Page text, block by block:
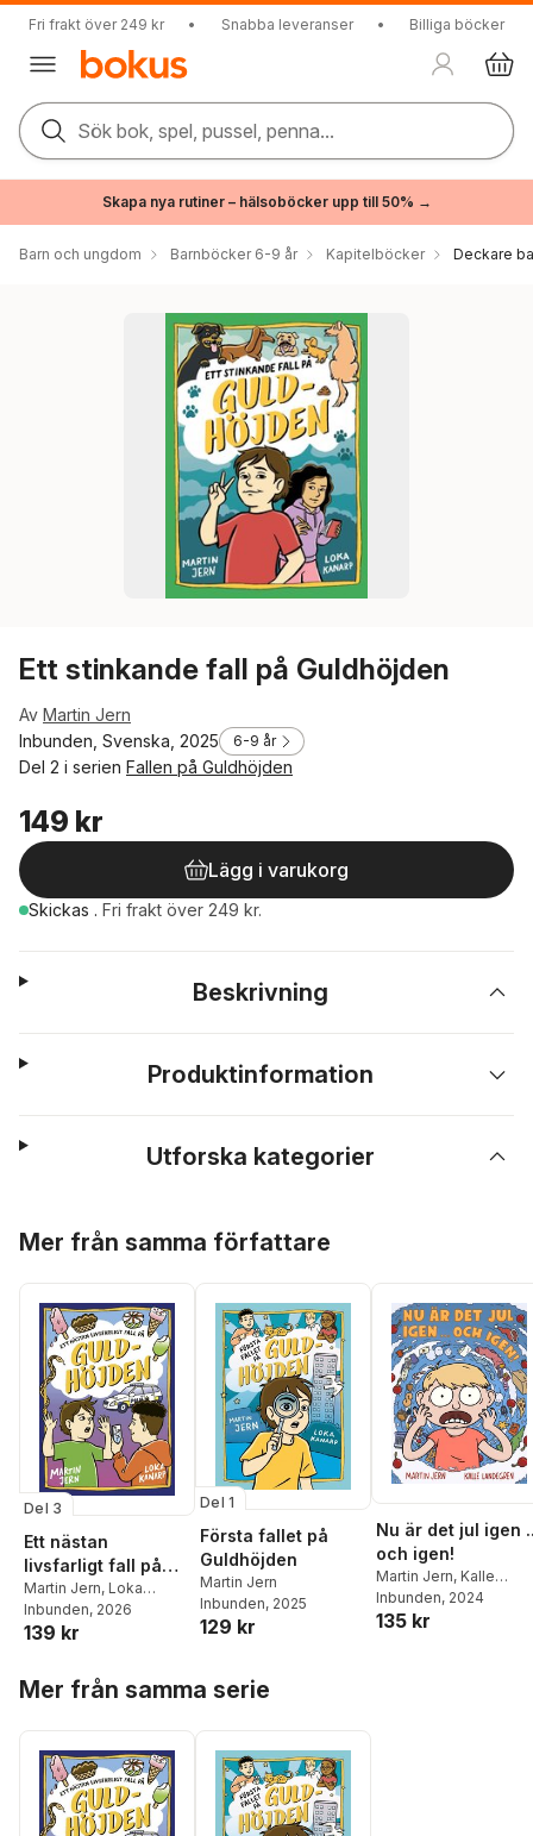
Fri frakt över 249 kr • Snabba leveranser • Billiga böcker
Sök bok, spel, pussel, penna...
Skapa nya rutiner – hälsoböcker upp till 50% →
Barn och ungdom Barnböcker 6-9 år Kapitelböcker Deckare
Ett stinkande fall på Guldhöjden
Av Martin Jern
Inbunden, Svenska, 2025
6-9 år
Del 2 i serien Fallen på Guldhöjden
149 kr
Lägg i varukorg
Skickas . Fri frakt över 249 kr.
Beskrivning
Produktinformation
Utforska kategorier
Mer från samma författare
Del 3
Ett nästan
livsfarligt fall på
Guldhöjden
Martin Jern, Loka
Kanarp
Inbunden, 2026
139 kr
Del 1
Första fallet på
Guldhöjden
Martin Jern
Inbunden, 2025
129 kr
Nu är det jul igen
och igen!
Martin Jern, Kalle
Landegren
Inbunden, 2024
135 kr
Mer från samma serie